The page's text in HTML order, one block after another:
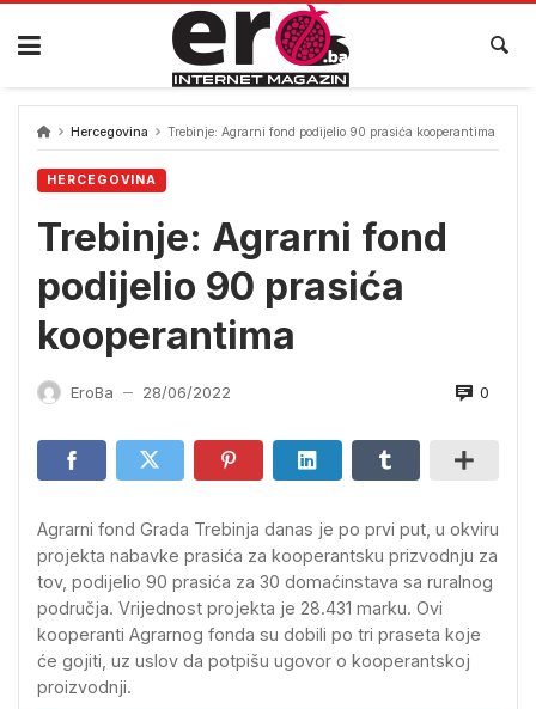
Skip
content
Hercegovina Trebinje: Agrarni fond podijelio 90 prasića kooperantima
HERCEGOVINA
Trebinje: Agrarni fond
podijelio 90 prasića
kooperantima
EroBa — 28/06/2022 0
Agrarni fond Grada Trebinja danas je po prvi put, u okviru
projekta nabavke prasića za kooperantsku prizvodnju za
tov, podijelio 90 prasića za 30 domaćinstava sa ruralnog
područja. Vrijednost projekta je 28.431 marku. Ovi
kooperanti Agrarnog fonda su dobili po tri praseta koje
će gojiti, uz uslov da potpišu ugovor o kooperantskoj
proizvodnji.